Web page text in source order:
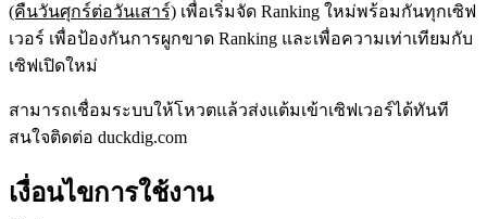
(คืนวันศุกร์ต่อวันเสาร์) เพื่อเริ่มจัด Ranking ใหม่พร้อมกันทุกเซิฟ
เวอร์ เพื่อป้องกันการผูกขาด Ranking และเพื่อความเท่าเทียมกับ
เซิฟเปิดใหม่
สามารถเชื่อมระบบให้โหวตแล้วส่งแต้มเข้าเซิฟเวอร์ได้ทันที
สนใจติดต่อ duckdig.com
เงื่อนไขการใช้งาน